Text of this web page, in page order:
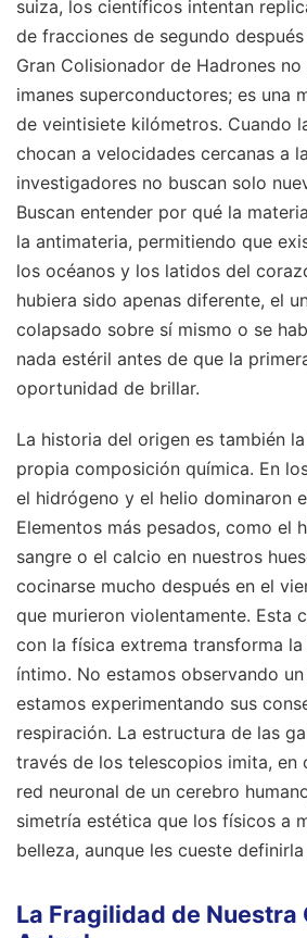
suiza, los científicos intentan
de fracciones de segundo
Gran Colisionador de Hadrones
imanes superconductores; es una
de veintisiete kilómetros. Cuando
chocan a velocidades cercanas a
investigadores no buscan solo
Buscan entender por qué la
la antimateria, permitiendo que
los océanos y los latidos del
hubiera sido apenas diferente, el
colapsado sobre sí mismo o se
nada estéril antes de que la
oportunidad de brillar.
La historia del origen es también
propia composición química. En
el hidrógeno y el helio dominaron
Elementos más pesados, como el
sangre o el calcio en nuestros
cocinarse mucho después en el
que murieron violentamente. Esta
con la física extrema transforma
íntimo. No estamos observando
estamos experimentando sus
respiración. La estructura de las
través de los telescopios imita, en
red neuronal de un cerebro
simetría estética que los físicos a
belleza, aunque les cueste
La Fragilidad de Nuestra